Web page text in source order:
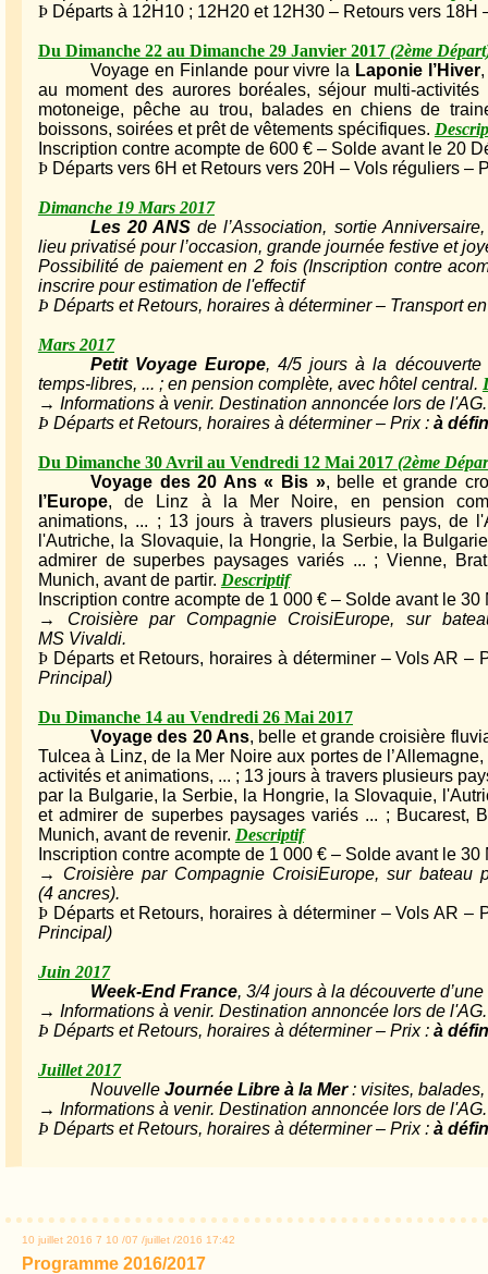
ÞDéparts à 12H10 ; 12H20 et 12H30 – Retours vers 18H
Du Dimanche 22 au Dimanche 29 Janvier 2017 (2ème
Voyage en Finlande pour vivre la Laponie l’Hiver
au moment des aurores boréales, séjour multi-
motoneige, pêche au trou, balades en chiens de
boissons, soirées et prêt de vêtements spécifiques.
Inscription contre acompte de 600 € – Solde avant le 20
ÞDéparts vers 6H et Retours vers 20H – Vols réguliers –
Dimanche 19 Mars 2017
Les 20 ANS de l’Association, sortie
lieu privatisé pour l’occasion, grande journée festive et
Possibilité de paiement en 2 fois (Inscription contre
inscrire pour estimation de l'effectif
Þ Départs et Retours, horaires à déterminer – Transport
Mars 2017
Petit Voyage Europe, 4/5 jours à la découverte
temps-libres, ... ; en pension complète, avec hôtel central.
→ Informations à venir. Destination annoncée lors de l'AG.
Þ Départs et Retours, horaires à déterminer – Prix : à
Du Dimanche 30 Avril au Vendredi 12 Mai 2017 (2ème
Voyage des 20 Ans « Bis », belle et grande
l’Europe, de Linz à la Mer Noire, en pension
animations, ... ; 13 jours à travers plusieurs pays, de
l'Autriche, la Slovaquie, la Hongrie, la Serbie, la
admirer de superbes paysages variés ... ; Vienne,
Munich, avant de partir. Descriptif
Inscription contre acompte de 1 000 € – Solde avant le 30
→ Croisière par Compagnie CroisiEurope, sur
MS Vivaldi.
ÞDéparts et Retours, horaires à déterminer – Vols AR –
Principal)
Du Dimanche 14 au Vendredi 26 Mai 2017
Voyage des 20 Ans, belle et grande croisière
Tulcea à Linz, de la Mer Noire aux portes de
activités et animations, ... ; 13 jours à travers plusieurs
par la Bulgarie, la Serbie, la Hongrie, la Slovaquie,
et admirer de superbes paysages variés ... ; Bucarest,
Munich, avant de revenir. Descriptif
Inscription contre acompte de 1 000 € – Solde avant le 30
→ Croisière par Compagnie CroisiEurope, sur bateau
(4 ancres).
ÞDéparts et Retours, horaires à déterminer – Vols AR –
Principal)
Juin 2017
Week-End France, 3/4 jours à la découverte
→ Informations à venir. Destination annoncée lors de l'AG.
Þ Départs et Retours, horaires à déterminer – Prix : à
Juillet 2017
Nouvelle Journée Libre à la Mer: visites,
→ Informations à venir. Destination annoncée lors de l'AG.
Þ Départs et Retours, horaires à déterminer – Prix : à
10 juillet 2016 7 10 /07 /juillet /2016 17:42
Programme 2016/2017